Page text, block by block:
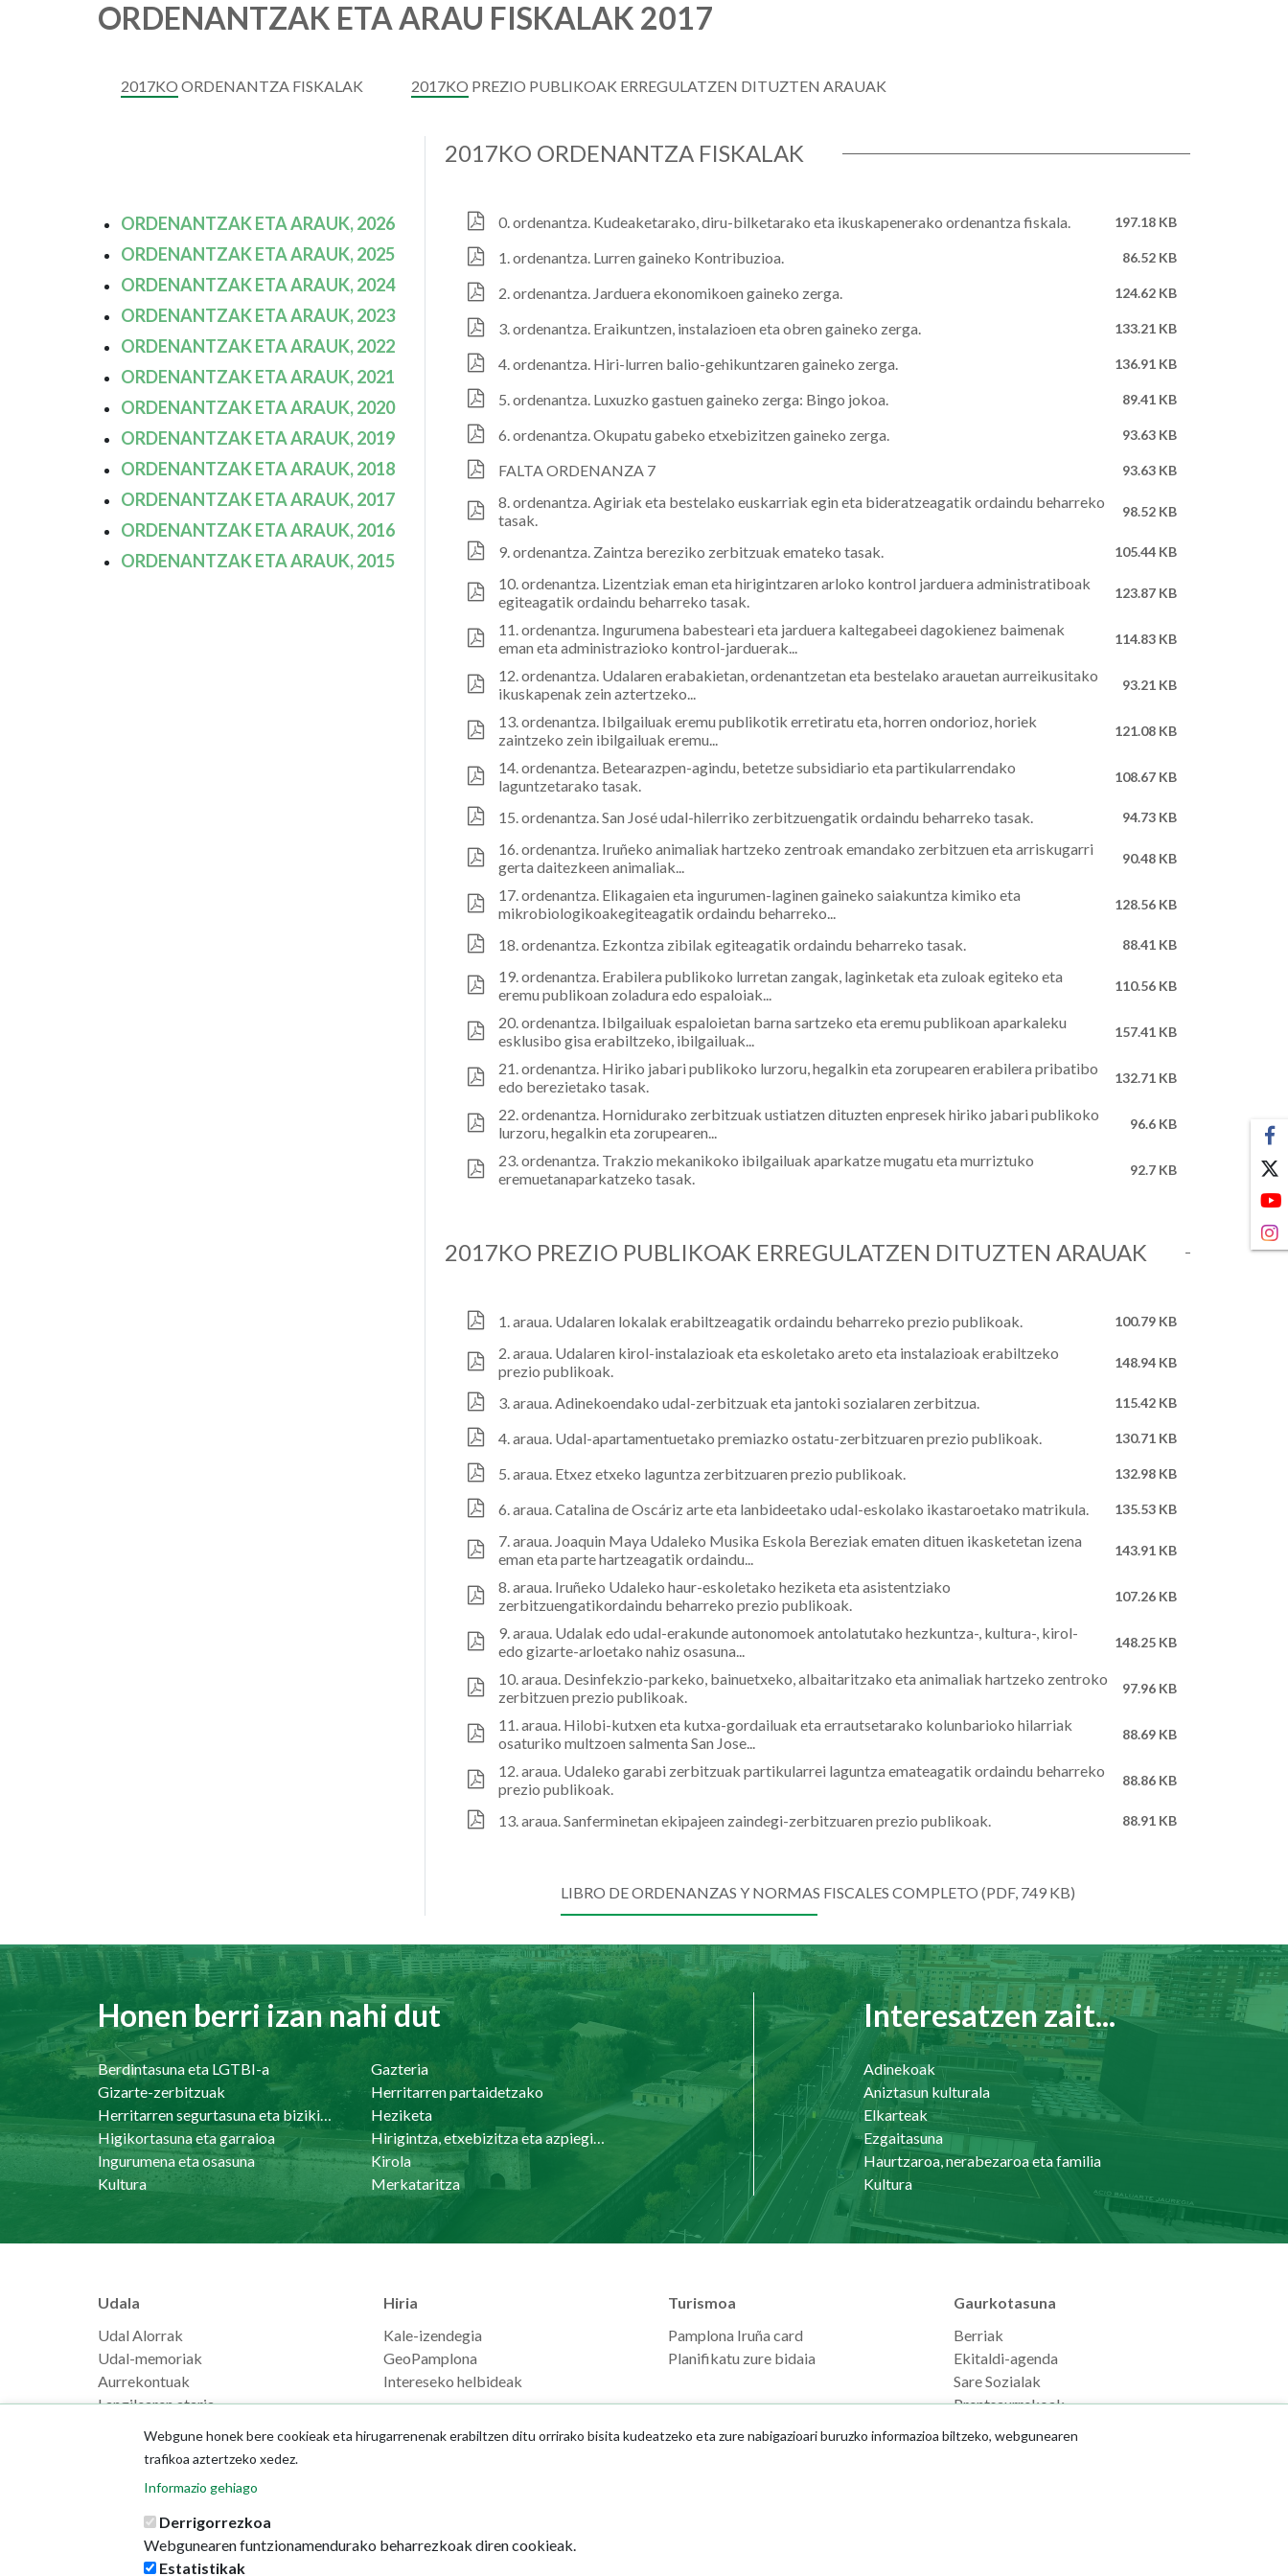
ORDENANTZAK ETA ARAU FISKALAK 2017
2017KO ORDENANTZA FISKALAK 2017KO PREZIO PUBLIKOAK ERREGULATZEN DITUZTEN ARAUAK
ORDENANTZAK ETA ARAUK, 2026
ORDENANTZAK ETA ARAUK, 2025
ORDENANTZAK ETA ARAUK, 2024
ORDENANTZAK ETA ARAUK, 2023
ORDENANTZAK ETA ARAUK, 2022
ORDENANTZAK ETA ARAUK, 2021
ORDENANTZAK ETA ARAUK, 2020
ORDENANTZAK ETA ARAUK, 2019
ORDENANTZAK ETA ARAUK, 2018
ORDENANTZAK ETA ARAUK, 2017
ORDENANTZAK ETA ARAUK, 2016
ORDENANTZAK ETA ARAUK, 2015
2017KO ORDENANTZA FISKALAK
0. ordenantza. Kudeaketarako, diru-bilketarako eta ikuskapenerako ordenantza fiskala. 197.18 KB
1. ordenantza. Lurren gaineko Kontribuzioa. 86.52 KB
2. ordenantza. Jarduera ekonomikoen gaineko zerga. 124.62 KB
3. ordenantza. Eraikuntzen, instalazioen eta obren gaineko zerga. 133.21 KB
4. ordenantza. Hiri-lurren balio-gehikuntzaren gaineko zerga. 136.91 KB
5. ordenantza. Luxuzko gastuen gaineko zerga: Bingo jokoa. 89.41 KB
6. ordenantza. Okupatu gabeko etxebizitzen gaineko zerga. 93.63 KB
FALTA ORDENANZA 7 93.63 KB
8. ordenantza. Agiriak eta bestelako euskarriak egin eta bideratzeagatik ordaindu beharreko
tasak.
98.52 KB
9. ordenantza. Zaintza bereziko zerbitzuak emateko tasak. 105.44 KB
10. ordenantza. Lizentziak eman eta hirigintzaren arloko kontrol jarduera administratiboak
egiteagatik ordaindu beharreko tasak.
123.87 KB
11. ordenantza. Ingurumena babesteari eta jarduera kaltegabeei dagokienez baimenak
eman eta administrazioko kontrol-jarduerak...
114.83 KB
12. ordenantza. Udalaren erabakietan, ordenantzetan eta bestelako arauetan aurreikusitako
ikuskapenak zein aztertzeko...
93.21 KB
13. ordenantza. Ibilgailuak eremu publikotik erretiratu eta, horren ondorioz, horiek
zaintzeko zein ibilgailuak eremu...
121.08 KB
14. ordenantza. Betearazpen-agindu, betetze subsidiario eta partikularrendako
laguntzetarako tasak.
108.67 KB
15. ordenantza. San José udal-hilerriko zerbitzuengatik ordaindu beharreko tasak. 94.73 KB
16. ordenantza. Iruñeko animaliak hartzeko zentroak emandako zerbitzuen eta arriskugarri
gerta daitezkeen animaliak...
90.48 KB
17. ordenantza. Elikagaien eta ingurumen-laginen gaineko saiakuntza kimiko eta
mikrobiologikoakegiteagatik ordaindu beharreko...
128.56 KB
18. ordenantza. Ezkontza zibilak egiteagatik ordaindu beharreko tasak. 88.41 KB
19. ordenantza. Erabilera publikoko lurretan zangak, laginketak eta zuloak egiteko eta
eremu publikoan zoladura edo espaloiak...
110.56 KB
20. ordenantza. Ibilgailuak espaloietan barna sartzeko eta eremu publikoan aparkaleku
esklusibo gisa erabiltzeko, ibilgailuak...
157.41 KB
21. ordenantza. Hiriko jabari publikoko lurzoru, hegalkin eta zorupearen erabilera pribatibo
edo berezietako tasak.
132.71 KB
22. ordenantza. Hornidurako zerbitzuak ustiatzen dituzten enpresek hiriko jabari publikoko
lurzoru, hegalkin eta zorupearen...
96.6 KB
23. ordenantza. Trakzio mekanikoko ibilgailuak aparkatze mugatu eta murriztuko
eremuetanaparkatzeko tasak.
92.7 KB
2017KO PREZIO PUBLIKOAK ERREGULATZEN DITUZTEN ARAUAK
1. araua. Udalaren lokalak erabiltzeagatik ordaindu beharreko prezio publikoak. 100.79 KB
2. araua. Udalaren kirol-instalazioak eta eskoletako areto eta instalazioak erabiltzeko
prezio publikoak.
148.94 KB
3. araua. Adinekoendako udal-zerbitzuak eta jantoki sozialaren zerbitzua. 115.42 KB
4. araua. Udal-apartamentuetako premiazko ostatu-zerbitzuaren prezio publikoak. 130.71 KB
5. araua. Etxez etxeko laguntza zerbitzuaren prezio publikoak. 132.98 KB
6. araua. Catalina de Oscáriz arte eta lanbideetako udal-eskolako ikastaroetako matrikula. 135.53 KB
7. araua. Joaquin Maya Udaleko Musika Eskola Bereziak ematen dituen ikasketetan izena
eman eta parte hartzeagatik ordaindu...
143.91 KB
8. araua. Iruñeko Udaleko haur-eskoletako heziketa eta asistentziako
zerbitzuengatikordaindu beharreko prezio publikoak.
107.26 KB
9. araua. Udalak edo udal-erakunde autonomoek antolatutako hezkuntza-, kultura-, kirol-
edo gizarte-arloetako nahiz osasuna...
148.25 KB
10. araua. Desinfekzio-parkeko, bainuetxeko, albaitaritzako eta animaliak hartzeko zentroko
zerbitzuen prezio publikoak.
97.96 KB
11. araua. Hilobi-kutxen eta kutxa-gordailuak eta errautsetarako kolunbarioko hilarriak
osaturiko multzoen salmenta San Jose...
88.69 KB
12. araua. Udaleko garabi zerbitzuak partikularrei laguntza emateagatik ordaindu beharreko
prezio publikoak.
88.86 KB
13. araua. Sanferminetan ekipajeen zaindegi-zerbitzuaren prezio publikoak. 88.91 KB
LIBRO DE ORDENANZAS Y NORMAS FISCALES COMPLETO (PDF, 749 KB)
Honen berri izan nahi dut
Berdintasuna eta LGTBI-a
Gazteria
Gizarte-zerbitzuak
Herritarren partaidetzako
Herritarren segurtasuna eta bizikidetasuna
Heziketa
Higikortasuna eta garraioa
Hirigintza, etxebizitza eta azpiegiturak
Ingurumena eta osasuna
Kirola
Kultura
Merkataritza
Interesatzen zait...
Adinekoak
Aniztasun kulturala
Elkarteak
Ezgaitasuna
Haurtzaroa, nerabezaroa eta familia
Kultura
Udala
Udal Alorrak
Udal-memoriak
Aurrekontuak
Langilearen ataria
Hiria
Kale-izendegia
GeoPamplona
Intereseko helbideak
Turismoa
Pamplona Iruña card
Planifikatu zure bidaia
Gaurkotasuna
Berriak
Ekitaldi-agenda
Sare Sozialak
Prentsaurrekoak
Webgune honek bere cookieak eta hirugarrenenak erabiltzen ditu orrirako bisita kudeatzeko eta zure nabigazioari buruzko informazioa biltzeko, webgunearen
trafikoa aztertzeko xedez.
Informazio gehiago
Derrigorrezkoa
Webgunearen funtzionamendurako beharrezkoak diren cookieak.
Estatistikak